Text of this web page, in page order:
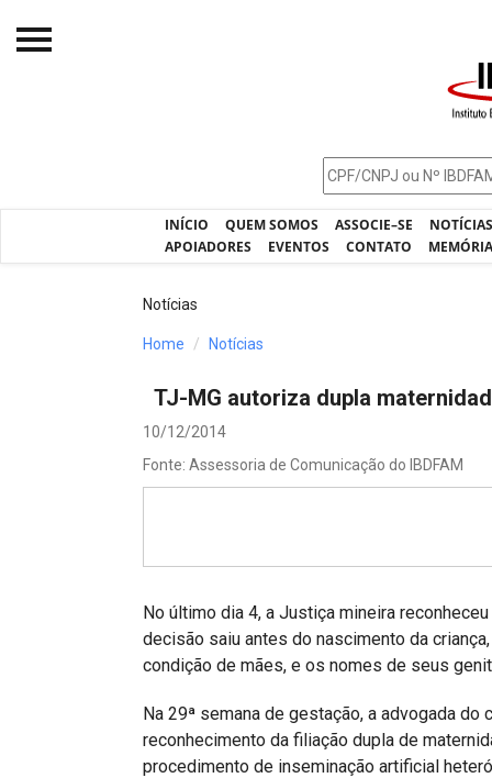
INÍCIO QUEM SOMOS ASSOCIE–SE
APOIADORES
EVENTOS CONTATO
Processos - IBDFAM
Alienação Parental
Encontre um Escritório
IBDFAM Educacional
Notícias
Home Notícias
TJ-MG autoriza dupla
10/12/2014
Fonte: Assessoria de Comunicação do IBDFAM
No último dia 4, a Justiça mineira
decisão saiu antes do nascimento da
condição de mães, e os nomes de seus
Na 29ª semana de gestação, a advogada
reconhecimento da filiação dupla de
procedimento de inseminação artificial